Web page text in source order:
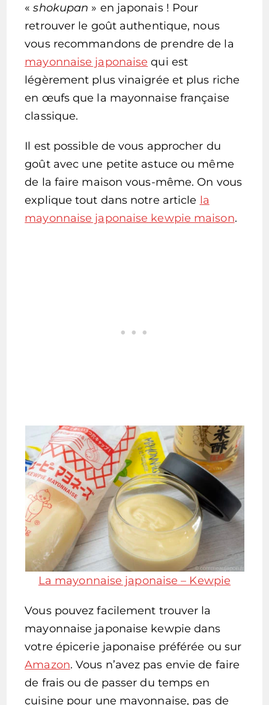
«shokupan » en japonais ! Pour
retrouver le goût authentique, nous
vous recommandons de prendre de la
mayonnaise japonaise qui est
légèrement plus vinaigrée et plus riche
en œufs que la mayonnaise française
classique.
Il est possible de vous approcher du
goût avec une petite astuce ou même
de la faire maison vous-même. On vous
explique tout dans notre article la
mayonnaise japonaise kewpie maison.
La mayonnaise japonaise – Kewpie
Vous pouvez facilement trouver la
mayonnaise japonaise kewpie dans
votre épicerie japonaise préférée ou sur
Amazon. Vous n’avez pas envie de faire
de frais ou de passer du temps en
cuisine pour une mayonnaise, pas de